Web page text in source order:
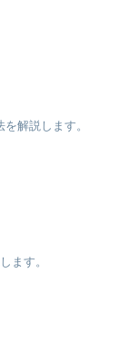
解説します。
ます。